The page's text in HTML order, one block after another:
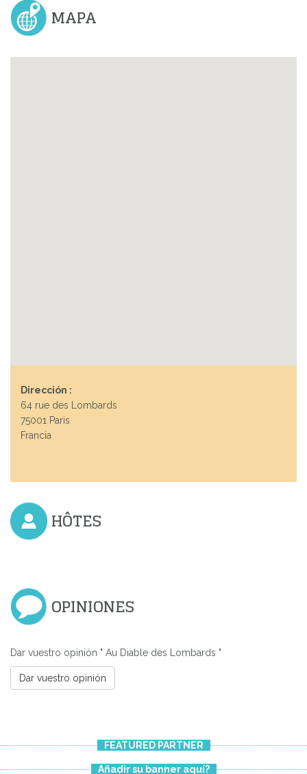
MAPA
Dirección :
64 rue des Lombards
75001 Paris
Francia
HÔTES
OPINIONES
Dar vuestro opinión " Au Diable des Lombards "
Dar vuestro opinión
FEATURED PARTNER
Añadir su banner aquí?